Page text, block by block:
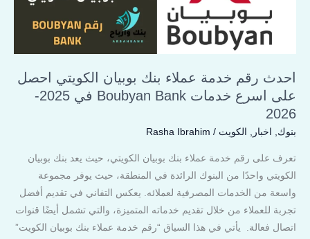
احدث رقم خدمة عملاء بنك بوبيان الكويتي احصل
على اسرع خدمات Boubyan Bank في 2025-
2026
بنوك اخبار الكويت /
Rasha Ibrahim
تعرف على رقم خدمة عملاء بنك بوبيان الكويتي، حيث يعد بنك بوبيان
الكويتي واحدًا من البنوك الرائدة في المنطقة، حيث يوفر مجموعة
واسعة من الخدمات المصرفية لعملائه. يعكس التفاني في تقديم أفضل
تجربة للعملاء من خلال تقديم خدماته المتميزة، والتي تشمل أيضًا قنوات
اتصال فعالة. يأتي في هذا السياق “رقم خدمة عملاء بنك بوبيان الكويت”
خدمات Boubyan
في
2025-
2026